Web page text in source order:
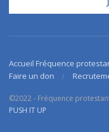
Accueil Fréquence
Faire un don
©2022 - Fréquence
PUSH IT UP